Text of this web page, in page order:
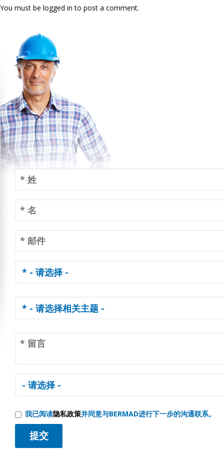
You must be logged in to post a comment.
我已阅读隐私政策并同意与BERMAD进行下一步的沟通联系。